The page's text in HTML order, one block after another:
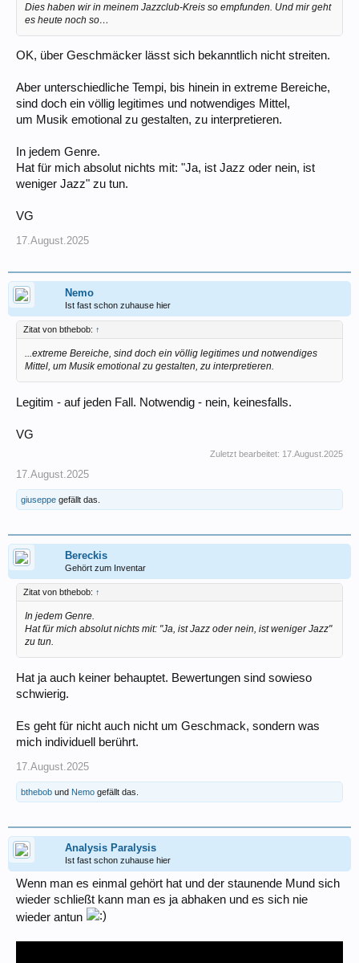
Dies haben wir in meinem Jazzclub-Kreis so empfunden. Und mir geht
es heute noch so…
OK, über Geschmäcker lässt sich bekanntlich nicht streiten.
Aber unterschiedliche Tempi, bis hinein in extreme Bereiche,
sind doch ein völlig legitimes und notwendiges Mittel,
um Musik emotional zu gestalten, zu interpretieren.
In jedem Genre.
Hat für mich absolut nichts mit: "Ja, ist Jazz oder nein, ist
weniger Jazz" zu tun.
VG
17.August.2025
Nemo
Ist fast schon zuhause hier
Zitat von bthebob: ↑
...extreme Bereiche, sind doch ein völlig legitimes und notwendiges
Mittel, um Musik emotional zu gestalten, zu interpretieren.
Legitim - auf jeden Fall. Notwendig - nein, keinesfalls.
VG
Zuletzt bearbeitet: 17.August.2025
17.August.2025
giuseppe gefällt das.
Bereckis
Gehört zum Inventar
Zitat von bthebob: ↑
In jedem Genre.
Hat für mich absolut nichts mit: "Ja, ist Jazz oder nein, ist weniger Jazz"
zu tun.
Hat ja auch keiner behauptet. Bewertungen sind sowieso
schwierig.
Es geht für nicht auch nicht um Geschmack, sondern was
mich individuell berührt.
17.August.2025
bthebob und Nemo gefällt das.
Analysis Paralysis
Ist fast schon zuhause hier
Wenn man es einmal gehört hat und der staunende Mund sich
wieder schließt kann man es ja abhaken und es sich nie
wieder antun